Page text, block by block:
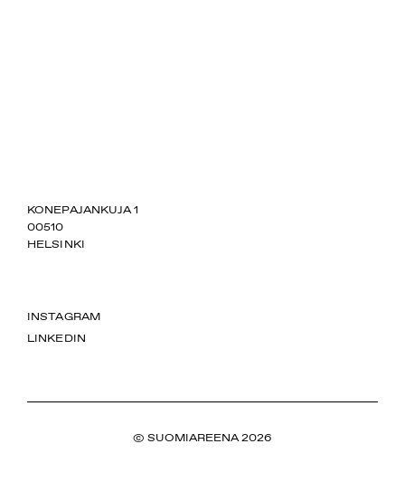
SUOMIAREENA
KONEPAJANKUJA 1
00510
HELSINKI
INSTAGRAM
LINKEDIN
© SUOMIAREENA 2026